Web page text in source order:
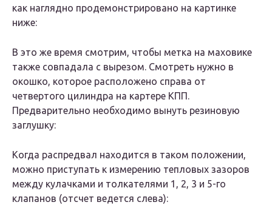
как наглядно продемонстрировано на картинке
ниже:
В это же время смотрим, чтобы метка на маховике
также совпадала с вырезом. Смотреть нужно в
окошко, которое расположено справа от
четвертого цилиндра на картере КПП.
Предварительно необходимо вынуть резиновую
заглушку:
Когда распредвал находится в таком положении,
можно приступать к измерению тепловых зазоров
между кулачками и толкателями 1, 2, 3 и 5-го
клапанов (отсчет ведется слева):